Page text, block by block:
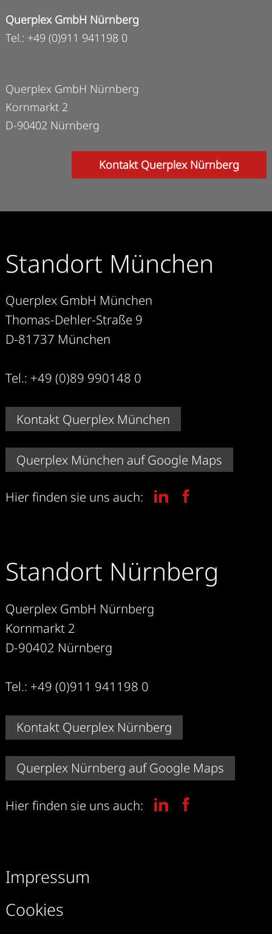
Querplex GmbH Nürnberg
Tel.: +49 (0)911 941198 0
Querplex GmbH Nürnberg
Kornmarkt 2
D-90402 Nürnberg
Kontakt Querplex Nürnberg
Standort München
Querplex GmbH München
Thomas-Dehler-Straße 9
D-81737 München
Tel.: +49 (0)89 990148 0
Kontakt Querplex München
Querplex München auf Google Maps
Hier finden sie uns auch:
Standort Nürnberg
Querplex GmbH Nürnberg
Kornmarkt 2
D-90402 Nürnberg
Tel.: +49 (0)911 941198 0
Kontakt Querplex Nürnberg
Querplex Nürnberg auf Google Maps
Hier finden sie uns auch:
Impressum
Cookies